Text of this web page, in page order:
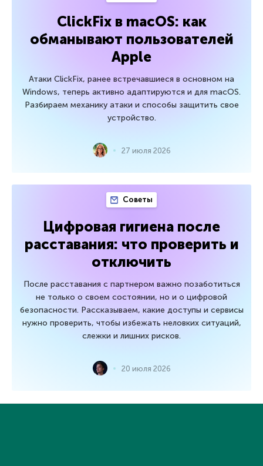
ClickFix в macOS: как
обманывают пользователей
Apple
Атаки ClickFix, ранее встречавшиеся в основном на
Windows, теперь активно адаптируются и для macOS.
Разбираем механику атаки и способы защитить свое
устройство.
27 июля 2026
Советы
Цифровая гигиена после
расставания: что проверить и
отключить
После расставания с партнером важно позаботиться
не только о своем состоянии, но и о цифровой
безопасности. Рассказываем, какие доступы и сервисы
нужно проверить, чтобы избежать неловких ситуаций,
слежки и лишних рисков.
20 июля 2026